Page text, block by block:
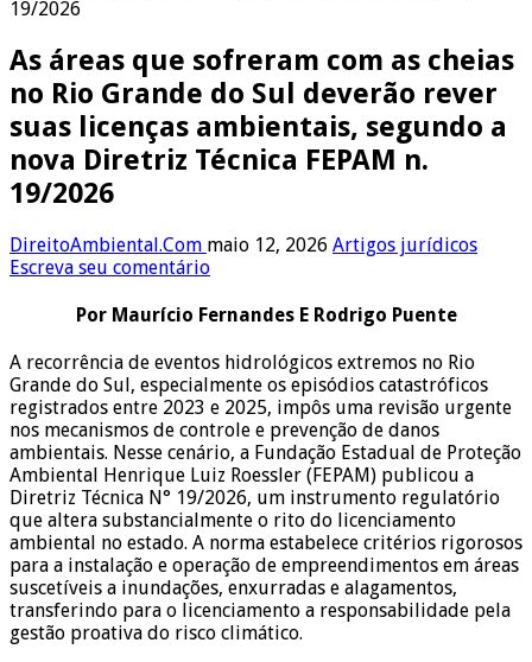
19/2026
As áreas que sofreram com as cheias
no Rio Grande do Sul deverão rever
suas licenças ambientais, segundo a
nova Diretriz Técnica FEPAM n.
19/2026
DireitoAmbiental.Com maio 12, 2026 Artigos jurídicos
Escreva seu comentário
Por Maurício Fernandes E Rodrigo Puente
A recorrência de eventos hidrológicos extremos no Rio
Grande do Sul, especialmente os episódios catastróficos
registrados entre 2023 e 2025, impôs uma revisão urgente
nos mecanismos de controle e prevenção de danos
ambientais. Nesse cenário, a Fundação Estadual de Proteção
Ambiental Henrique Luiz Roessler (FEPAM) publicou a
Diretriz Técnica N° 19/2026, um instrumento regulatório
que altera substancialmente o rito do licenciamento
ambiental no estado. A norma estabelece critérios rigorosos
para a instalação e operação de empreendimentos em áreas
suscetíveis a inundações, enxurradas e alagamentos,
transferindo para o licenciamento a responsabilidade pela
gestão proativa do risco climático.